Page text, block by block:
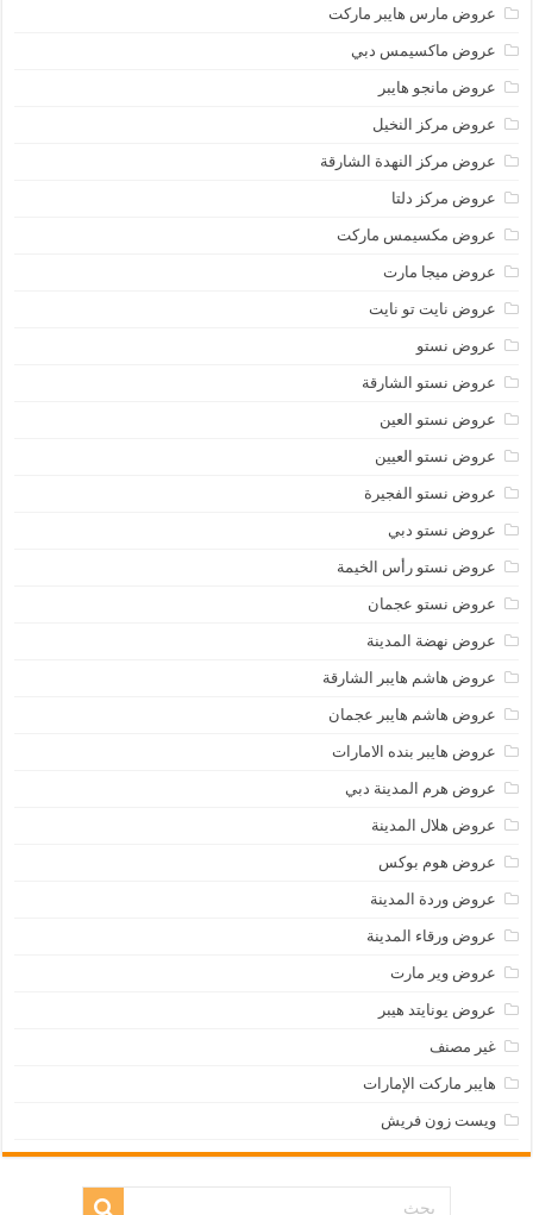
عروض مارس هايبر ماركت
عروض ماكسيمس دبي
عروض مانجو هايبر
عروض مركز النخيل
عروض مركز النهدة الشارقة
عروض مركز دلتا
عروض مكسيمس ماركت
عروض ميجا مارت
عروض نايت تو نايت
عروض نستو
عروض نستو الشارقة
عروض نستو العين
عروض نستو العيين
عروض نستو الفجيرة
عروض نستو دبي
عروض نستو رأس الخيمة
عروض نستو عجمان
عروض نهضة المدينة
عروض هاشم هايبر الشارقة
عروض هاشم هايبر عجمان
عروض هايبر بنده الامارات
عروض هرم المدينة دبي
عروض هلال المدينة
عروض هوم بوكس
عروض وردة المدينة
عروض ورقاء المدينة
عروض وير مارت
عروض يونايتد هيبر
غير مصنف
هايبر ماركت الإمارات
ويست زون فريش